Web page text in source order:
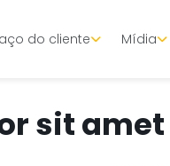
do cliente Mídia
sit